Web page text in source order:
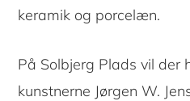
keramik og porcelæn.
På Solbjerg Plads vil
kunstnerne Jørgen W.